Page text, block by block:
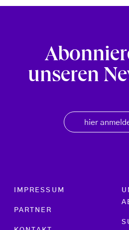
unseren
hier
Footer menu
IMPRESSUM
PARTNER